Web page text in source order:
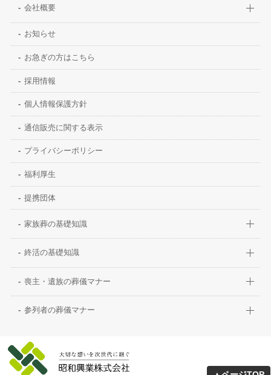
会社概要
お知らせ
お急ぎの方はこちら
採用情報
個人情報保護方針
通信販売に関する表示
プライバシーポリシー
福利厚生
提携団体
家族葬の基礎知識
終活の基礎知識
喪主・遺族の葬儀マナー
参列者の葬儀マナー